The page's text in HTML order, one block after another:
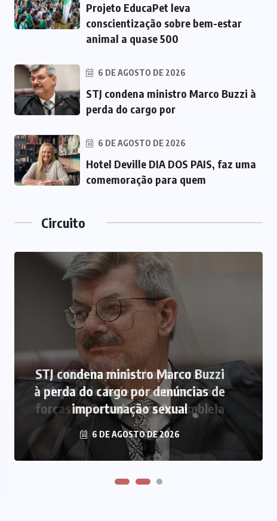
Projeto EducaPet leva
conscientização sobre bem-estar
animal a quase 500
6 DE AGOSTO DE 2026
STJ condena ministro Marco Buzzi à
perda do cargo por
6 DE AGOSTO DE 2026
Hotel Deville DIA DOS PAIS, faz uma
comemoração para quem
Circuito
MDB implode chapa para
deputado federal e concentra
forças no Senado e na Assembleia
6 DE AGOSTO DE 2026